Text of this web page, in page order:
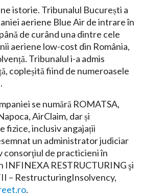
istorie. Tribunalul București a
aeriene Blue Air de intrare în
de curând una dintre cele
aeriene low-cost din România,
Tribunalul i-a admis
copleșită fiind de numeroasele
se numără ROMATSA,
AirClaim, dar și
fizice, inclusiv angajații
un administrator judiciar
consorţiul de practicieni în
INFINEXA RESTRUCTURING şi
– RestructuringInsolvency,
.